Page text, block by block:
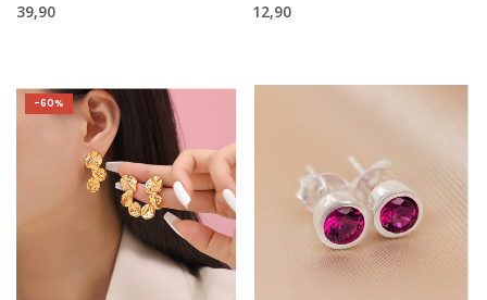
39,90
12,90
-60%